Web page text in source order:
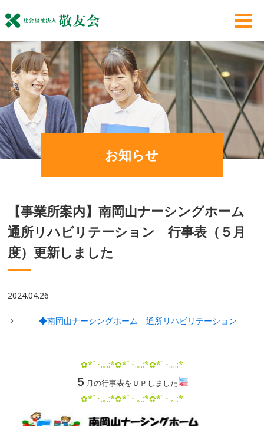
お知らせ
【事業所案内】南岡山ナーシングホーム
通所リハビリテーション 行事表（５月
度）更新しました
2024.04.26
◆南岡山ナーシングホーム 通所リハビリテーション
✿*ﾟ･.｡.:*✿*ﾟ･.｡.:*✿*ﾟ･.｡.:*
５ 月の行事表をＵＰしました
✿*ﾟ･.｡.:*✿*ﾟ･.｡.:*✿*ﾟ･.｡.:*